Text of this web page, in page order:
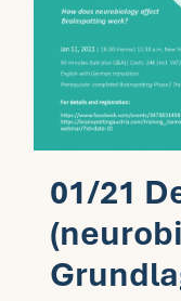
01/21